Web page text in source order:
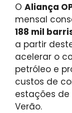
O Aliança
mensal
188 mil
a partir
acelerar o
petróleo e
custos de
estações
Verão.